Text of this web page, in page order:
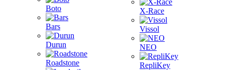
Boto
Bars
Durun
Roadstone
X-Race
Vissol
NEO
RepliKey